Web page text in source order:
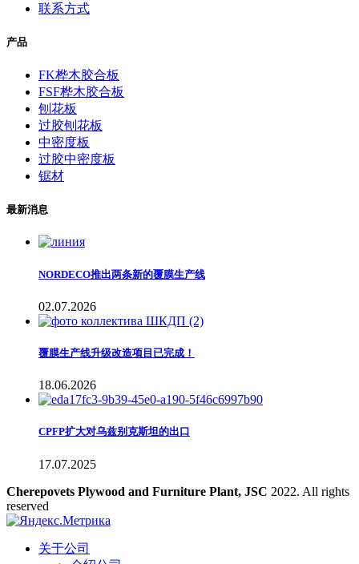
联系方式
产品
FK桦木胶合板
FSF桦木胶合板
刨花板
过胶刨花板
中密度板
过胶中密度板
锯材
最新消息
NORDECO推出两条新的覆膜生产线
02.07.2026
覆膜生产线升级改造项目已完成！
18.06.2026
CPFP扩大对乌兹别克斯坦的出口
17.07.2025
Cherepovets Plywood and Furniture Plant, JSC 2022. All rights
reserved
关于公司